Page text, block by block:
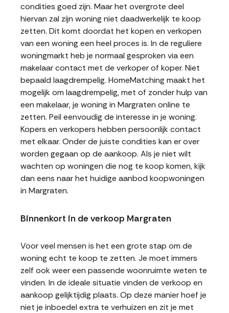
condities goed zijn. Maar het overgrote deel
hiervan zal zijn woning niet daadwerkelijk te koop
zetten. Dit komt doordat het kopen en verkopen
van een woning een heel proces is. In de reguliere
woningmarkt heb je normaal gesproken via een
makelaar contact met de verkoper of koper. Niet
bepaald laagdrempelig. HomeMatching maakt het
mogelijk om laagdrempelig, met of zonder hulp van
een makelaar, je woning in Margraten online te
zetten. Peil eenvoudig de interesse in je woning.
Kopers en verkopers hebben persoonlijk contact
met elkaar. Onder de juiste condities kan er over
worden gegaan op de aankoop. Als je niet wilt
wachten op woningen die nog te koop komen, kijk
dan eens naar het huidige aanbod koopwoningen
in Margraten.
Binnenkort in de verkoop Margraten
Voor veel mensen is het een grote stap om de
woning echt te koop te zetten. Je moet immers
zelf ook weer een passende woonruimte weten te
vinden. In de ideale situatie vinden de verkoop en
aankoop gelijktijdig plaats. Op deze manier hoef je
niet je inboedel extra te verhuizen en zit je met